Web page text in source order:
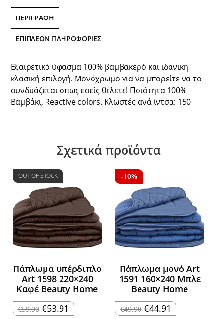
Home
ποσότητα
ΠΕΡΙΓΡΑΦΉ
ΕΠΙΠΛΈΟΝ ΠΛΗΡΟΦΟΡΊΕΣ
Εξαιρετικό ύφασμα 100% βαμβακερό και ιδανική
κλασική επιλογή. Μονόχρωμο για να μπορείτε να το
συνδυάζεται όπως εσείς θέλετε! Ποιότητα 100%
Βαμβάκι, Reactive colors. Κλωστές ανά ίντσα: 150
Σχετικά προϊόντα
OUT OF STOCK
Πάπλωμα υπέρδιπλο
Art 1598 220×240
Καφέ Beauty Home
€59.90 Original
price
€53.91 Η
τρέχουσα
-10%
Πάπλωμα μονό Art
1591 160×240 Μπλε
Beauty Home
€49.90 Original
price
€44.91 Η
τρέχουσα